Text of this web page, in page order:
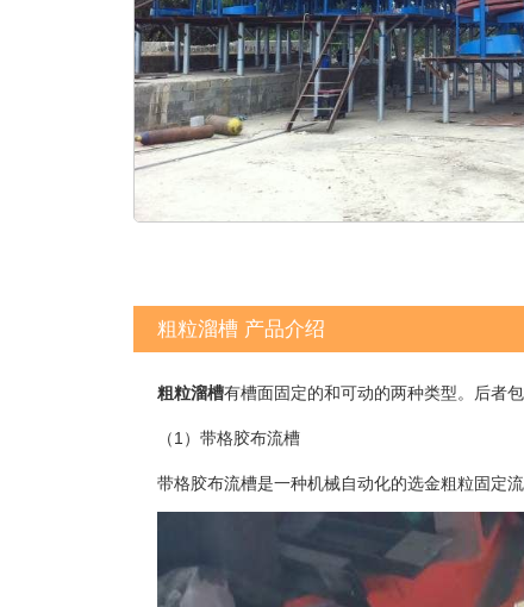
粗粒溜槽 产品介绍
粗粒溜槽有槽面固定的和可动的两种类型。后者
（1）带格胶布流槽
带格胶布流槽是一种机械自动化的选金粗粒固定